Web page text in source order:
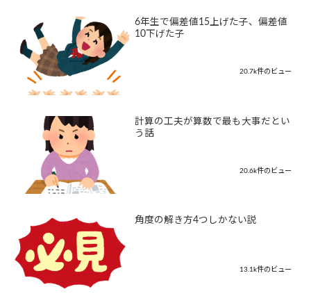
6年生で偏差値15上げた子、偏差値
10下げた子
20.7k件のビュー
計算の工夫が算数で最も大事だとい
う話
20.6k件のビュー
角度の解き方4つしかない説
13.1k件のビュー